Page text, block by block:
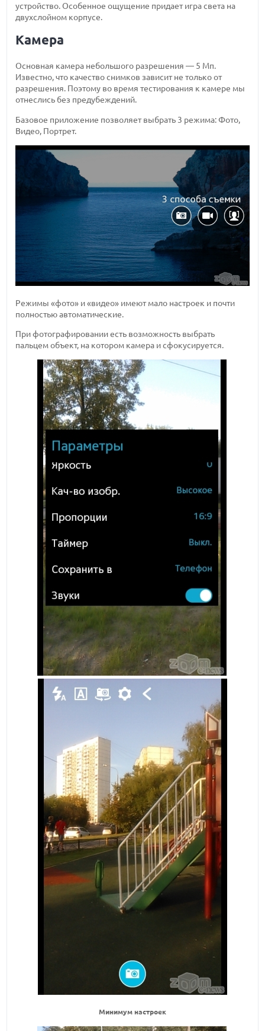
устройство. Особенное ощущение придает игра света на
двухслойном корпусе.
Камера
Основная камера небольшого разрешения — 5 Мп.
Известно, что качество снимков зависит не только от
разрешения. Поэтому во время тестирования к камере мы
отнеслись без предубеждений.
Базовое приложение позволяет выбрать 3 режима: Фото,
Видео, Портрет.
Режимы «фото» и «видео» имеют мало настроек и почти
полностью автоматические.
При фотографировании есть возможность выбрать
пальцем объект, на котором камера и сфокусируется.
Минимум настроек